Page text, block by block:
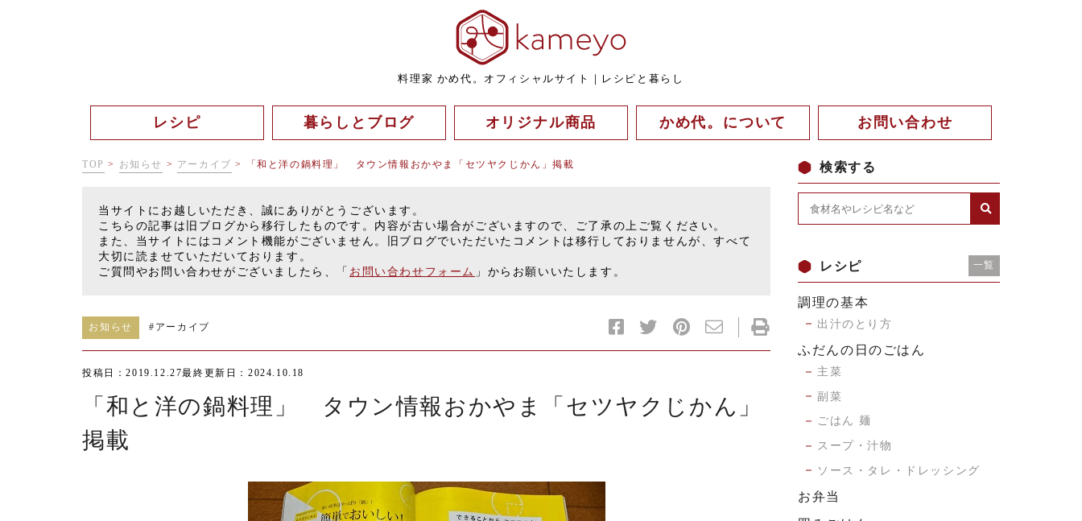
料理家 かめ代。オフィシャルサイト｜レシピと暮らし
レシピ 暮らしとブログ オリジナル商品 かめ代。について お問い合わせ
TOP > お知らせ > アーカイブ > 「和と洋の鍋料理」 タウン情報おかやま「セツヤクじかん」掲載
当サイトにお越しいただき、誠にありがとうございます。
こちらの記事は旧ブログから移行したものです。内容が古い場合がございますので、ご了承の上ご覧ください。
また、当サイトにはコメント機能がございません。旧ブログでいただいたコメントは移行しておりませんが、すべて
大切に読ませていただいております。
ご質問やお問い合わせがございましたら、「 お問い合わせフォーム 」からお願いいたします。
お知らせ # アーカイブ
投稿日：2019.12.27最終更新日：2024.10.18
「和と洋の鍋料理」 タウン情報おかやま「セツヤクじかん」
掲載
検索する
レシピ 一覧
調理の基本
出汁のとり方
ふだんの日のごはん
主菜
副菜
ごはん 麺
スープ・汁物
ソース・タレ・ドレッシング
お弁当